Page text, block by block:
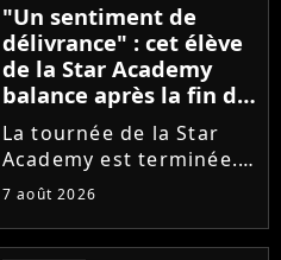
"Un sentiment de
délivrance" : cet élève
de la Star Academy
balance après la fin de
la tournée
La tournée de la Star
Academy est terminée.
L'occasion pour les
projets solos. En
7 août 2026